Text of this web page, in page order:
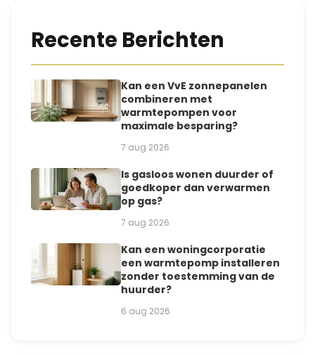
Recente Berichten
Kan een VvE zonnepanelen
combineren met
warmtepompen voor
maximale besparing?
7 aug 2026
Is gasloos wonen duurder of
goedkoper dan verwarmen
op gas?
7 aug 2026
Kan een woningcorporatie
een warmtepomp installeren
zonder toestemming van de
huurder?
6 aug 2026